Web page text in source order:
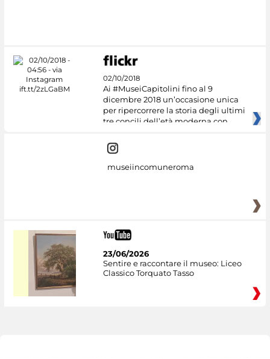
02/10/2018
Ai #MuseiCapitolini fino al 9
dicembre 2018 un’occasione unica
per ripercorrere la storia degli ultimi
tre concili dell’età moderna con
museiincomuneroma
23/06/2026
Sentire e raccontare il museo: Liceo
Classico Torquato Tasso